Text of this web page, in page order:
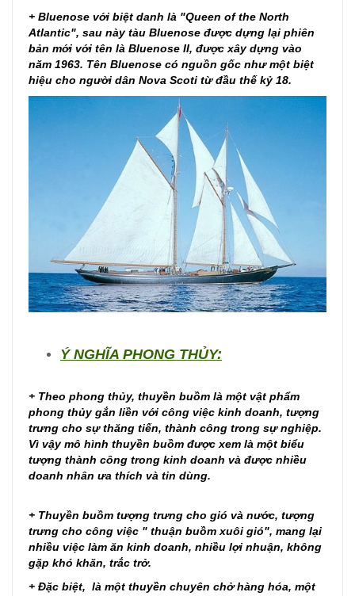
+ Bluenose với biệt danh là "Queen of the North
Atlantic", sau này tàu Bluenose được dựng lại phiên
bản mới với tên là Bluenose II, được xây dựng vào
năm 1963. Tên Bluenose có nguồn gốc như một biệt
hiệu cho người dân Nova Scoti từ đầu thế kỷ 18.
Ý NGHĨA PHONG THỦY:
+ Theo phong thủy, thuyền buồm là một vật phẩm
phong thủy gắn liền với công việc kinh doanh, tượng
trưng cho sự thăng tiến, thành công trong sự nghiệp.
Vì vậy mô hình thuyền buồm được xem là một biểu
tượng thành công trong kinh doanh và được nhiều
doanh nhân ưa thích và tin dùng.
+ Thuyền buồm tượng trưng cho gió và nước, tượng
trưng cho công việc " thuận buồm xuôi gió", mang lại
nhiều việc làm ăn kinh doanh, nhiều lợi nhuận, không
gặp khó khăn, trắc trở.
+ Đặc biệt, là một thuyền chuyên chở hàng hóa, một